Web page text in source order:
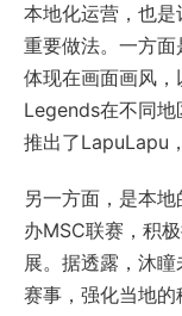
本地化运营，也
重要做法。一方
体现在画面画风
Legends在不同
推出了LapuLapu
另一方面，是本
办MSC联赛，积
展。据透露，沐
赛事，强化当地的